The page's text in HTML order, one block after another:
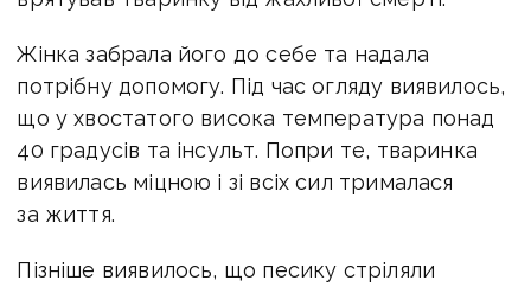
Жінка забрала його до себе та надала
потрібну допомогу. Під час огляду виявилось,
що у хвостатого висока температура понад
40 градусів та інсульт. Попри те, тваринка
виявилась міцною і зі всіх сил трималася
за життя.
Пізніше виявилось, що песику стріляли